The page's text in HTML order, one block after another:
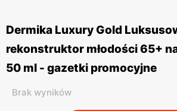
Dermika Luxury Gold
rekonstruktor młodości 65+
50 ml - gazetki promocyjne
Brak wyników